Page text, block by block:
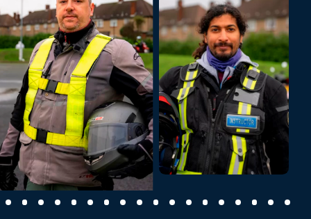
Vicente
Reservar ahora
Raschid
Reservar ahora